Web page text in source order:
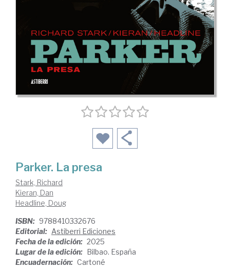
Parker. La presa
Stark, Richard
Kieran, Dan
Headline, Doug
ISBN: 9788410332676
Editorial: Astiberri Ediciones
Fecha de la edición: 2025
Lugar de la edición: Bilbao. España
Encuadernación: Cartoné